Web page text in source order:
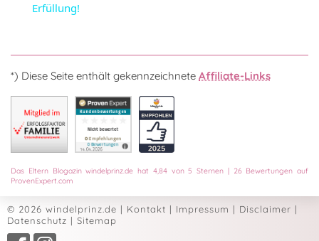
Erfüllung!
*) Diese Seite enthält gekennzeichnete Affiliate-Links
Das Eltern Blogazin windelprinz.de hat 4,84von5 Sternen | 26Bewertungen auf
ProvenExpert.com
© 2026 windelprinz.de | Kontakt | Impressum | Disclaimer |
Datenschutz | Sitemap